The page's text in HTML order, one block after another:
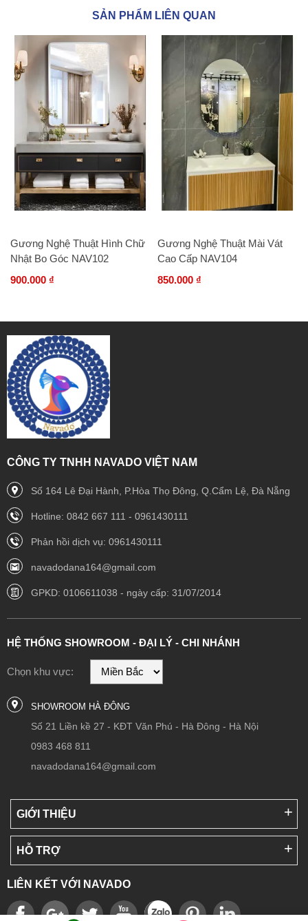
SẢN PHẨM LIÊN QUAN
Gương Nghệ Thuật Hình Chữ
Nhật Bo Góc NAV102
900.000 ₫
Gương Nghệ Thuật Mài Vát
Cao Cấp NAV104
850.000 ₫
CÔNG TY TNHH NAVADO VIỆT NAM
Số 164 Lê Đại Hành, P.Hòa Thọ Đông, Q.Cẩm Lệ, Đà Nẵng
Hotline: 0842 667 111 - 0961430111
Phản hồi dịch vụ: 0961430111
navadodana164@gmail.com
GPKD: 0106611038 - ngày cấp: 31/07/2014
HỆ THỐNG SHOWROOM - ĐẠI LÝ - CHI NHÁNH
Chọn khu vực:
SHOWROOM HÀ ĐÔNG
Số 21 Liền kề 27 - KĐT Văn Phú - Hà Đông - Hà Nội
0983 468 811
navadodana164@gmail.com
GIỚI THIỆU
HỖ TRỢ
LIÊN KẾT VỚI NAVADO